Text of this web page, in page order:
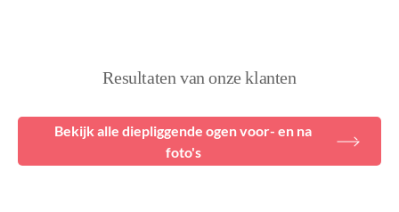
Resultaten van onze klanten
Bekijk alle diepliggende ogen voor- en na
foto's